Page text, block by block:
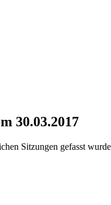
30.03.2017
Sitzungen gefasst